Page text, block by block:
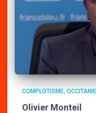
COMPLOTISME OCCITANIE
Olivier Monteil